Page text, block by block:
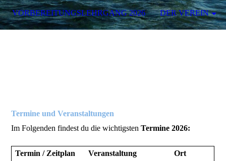
Termine und Veranstaltungen
Im Folgenden findest du die wichtigstenTermine 2026:
Termin / Zeitplan Veranstaltung Ort
VORBEREITUNGSLEHRGANG 2026 DER VEREIN